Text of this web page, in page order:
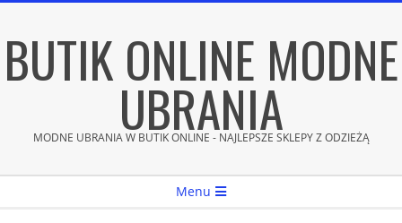
content
BUTIK ONLINE MODNE
UBRANIA
MODNE UBRANIA W BUTIK ONLINE - NAJLEPSZE SKLEPY Z ODZIEŻĄ
Menu